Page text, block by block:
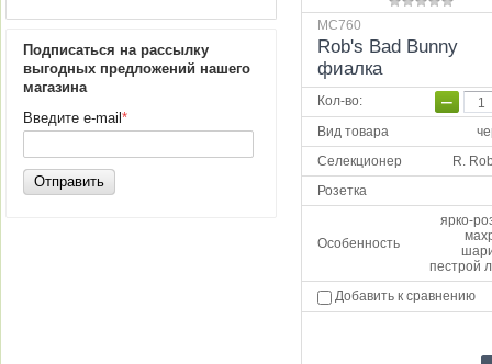
Подписаться на рассылку
выгодных предложений нашего
магазина
Введите e-mail *
Отправить
МС760
Rob's Bad Bunny
фиалка
Кол-во: −
Вид товара
Селекционер
R.
Розетка
Особенность
ярко-
пестрой
Добавить к сравнению